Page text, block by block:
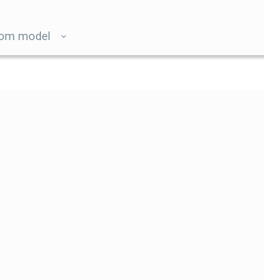
model